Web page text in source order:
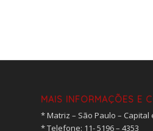
MAIS INFORMAÇÕES E
* Matriz – São Paulo – Capital
* ⁠Telefone: 11- 5196 – 4353